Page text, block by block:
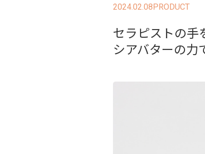
2024.02.08PRODUCT
セラピストの
シアバターの力